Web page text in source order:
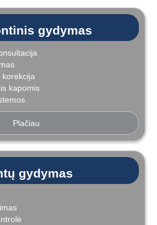
gydymas
kapomis
Plačiau
gydymas